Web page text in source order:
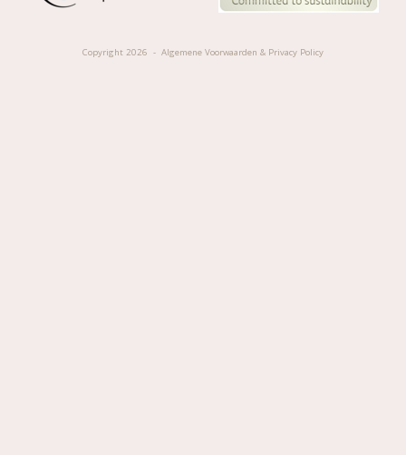
Copyright 2026 Algemene Voorwaarden & Privacy Policy